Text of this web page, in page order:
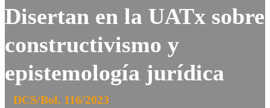
Disertan en la UATx sobre
constructivismo y
epistemología jurídica
DCS/Bol. 116/2023